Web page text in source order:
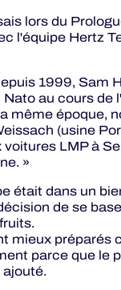
lors du
l'équipe Hertz
1999, Sam
au cours de
même époque,
(usine
LMP à
»
était dans un
de se
mieux préparés
parce que le